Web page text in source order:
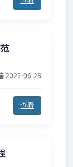
2025-06-28
查看